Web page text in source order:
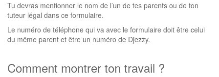
Tu devras mentionner le nom de l’un de tes parents ou de ton
tuteur légal dans ce formulaire.
Le numéro de téléphone qui va avec le formulaire doit être celui
du même parent et être un numéro de Djezzy.
Comment montrer ton travail ?